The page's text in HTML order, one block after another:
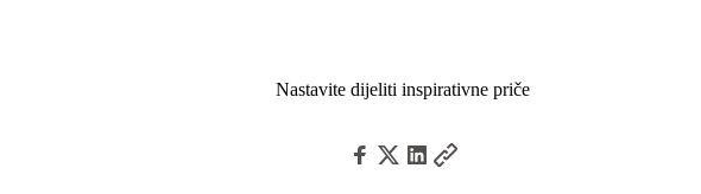
Nastavite dijeliti inspirativne priče